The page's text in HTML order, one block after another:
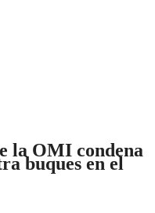
la OMI condena
buques en el